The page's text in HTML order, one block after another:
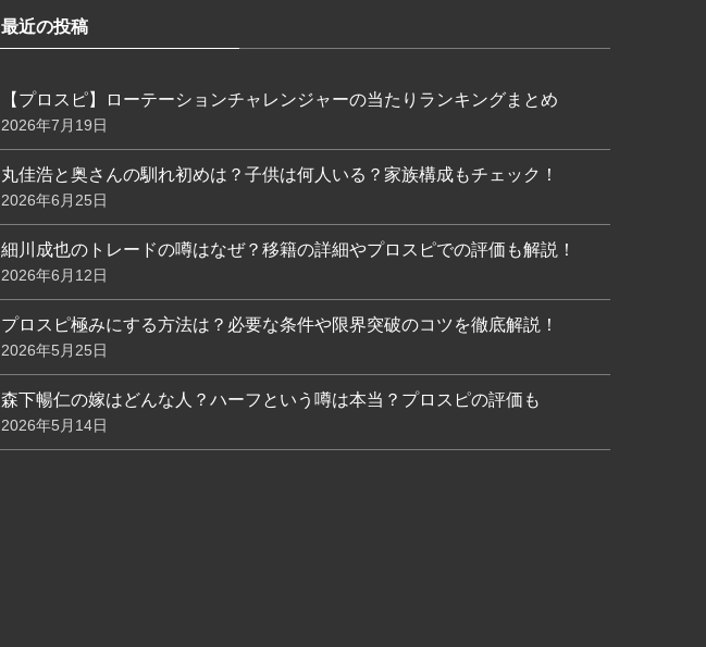
最近の投稿
【プロスピ】ローテーションチャレンジャーの当たりランキングまとめ
2026年7月19日
丸佳浩と奥さんの馴れ初めは？子供は何人いる？家族構成もチェック！
2026年6月25日
細川成也のトレードの噂はなぜ？移籍の詳細やプロスピでの評価も解説！
2026年6月12日
プロスピ極みにする方法は？必要な条件や限界突破のコツを徹底解説！
2026年5月25日
森下暢仁の嫁はどんな人？ハーフという噂は本当？プロスピの評価も
2026年5月14日